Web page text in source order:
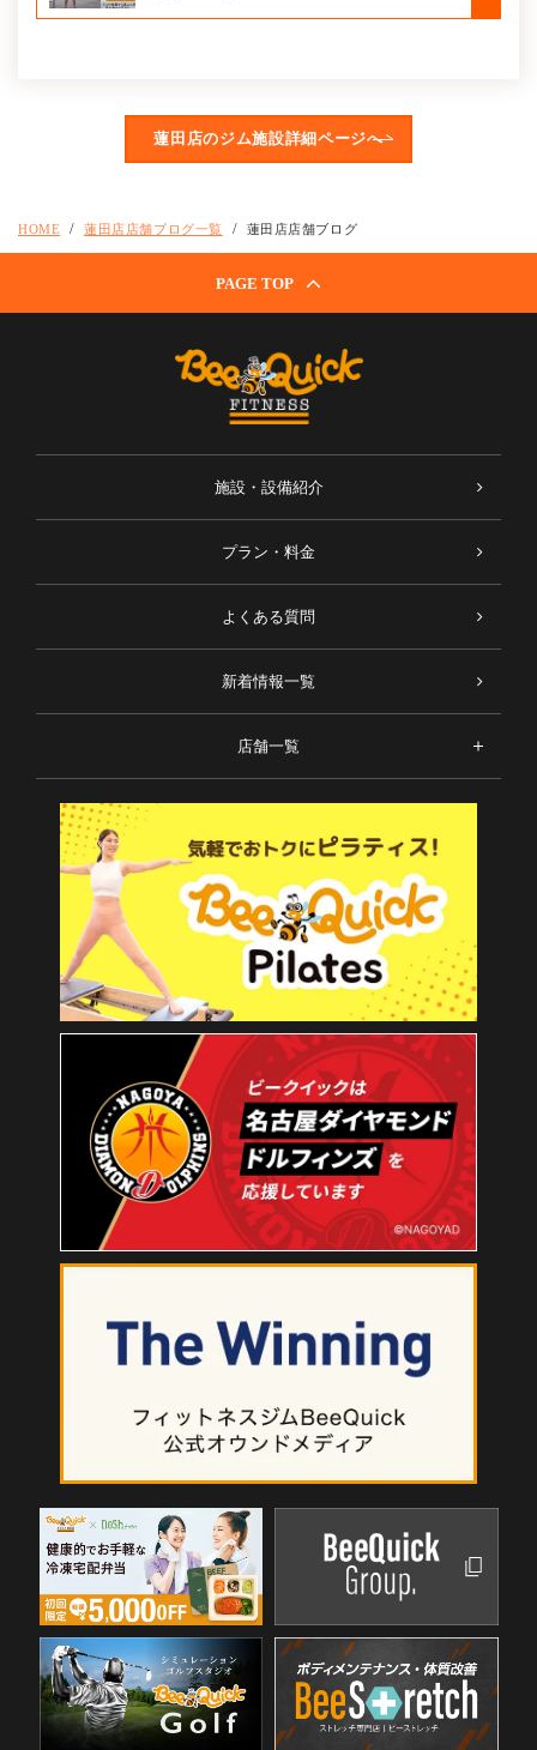
蓮田店のジム施設詳細ページへ
HOME 蓮田店店舗ブログ一覧 蓮田店店舗ブログ
PAGE TOP
施設・設備紹介
プラン・料金
よくある質問
新着情報一覧
店舗一覧